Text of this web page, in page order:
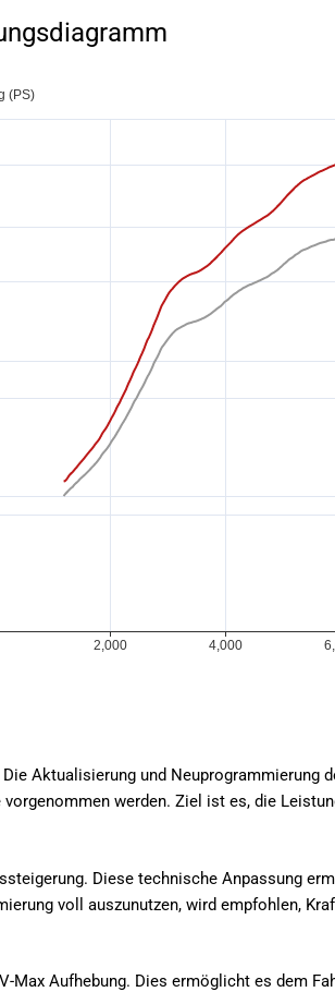
Aktualisierung und Neuprogrammierung
werden. Ziel ist es, die
Diese technische Anpassung
voll auszunutzen, wird empfohlen,
Aufhebung. Dies ermöglicht es dem